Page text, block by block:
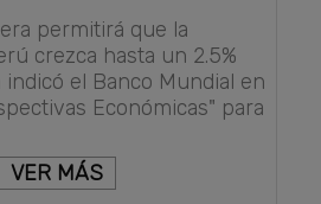
permitirá que la
crezca hasta un 2.5%
el Banco Mundial en
Económicas" para
VER MÁS